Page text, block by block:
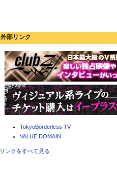
外部リンク
TokyoBorderless TV
VALUE DOMAIN
リンクをすべて見る